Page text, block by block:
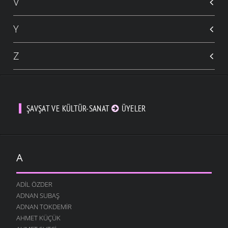
Y
Z
ŞAVŞAT VE KÜLTÜR-SANAT ÜYELER
A
ADIL ÖZDER
ADNAN SUBAŞ
ADNAN TOKDEMIR
AHMET KÜÇÜK